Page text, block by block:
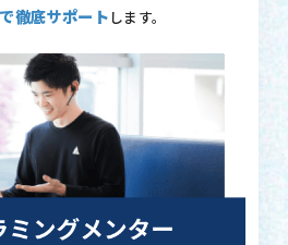
徹底サポート します。